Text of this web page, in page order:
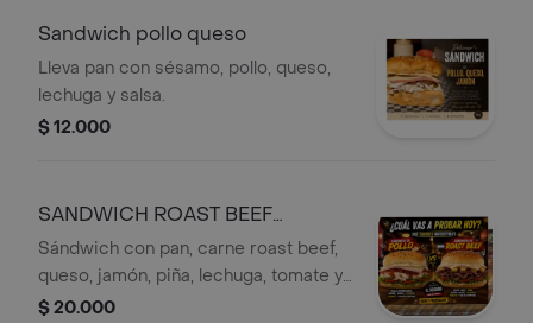
Sandwich pollo queso
Lleva pan con sésamo, pollo, queso,
lechuga y salsa.
$ 12.000
SANDWICH ROAST BEEF
HAWAIANO
Sándwich con pan, carne roast beef,
queso, jamón, piña, lechuga, tomate y
salsa especial.
$ 20.000